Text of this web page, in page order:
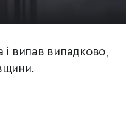
і випав випадково,